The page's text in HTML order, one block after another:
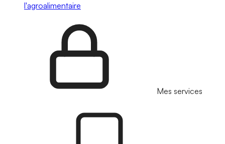
l'agroalimentaire
Mes services